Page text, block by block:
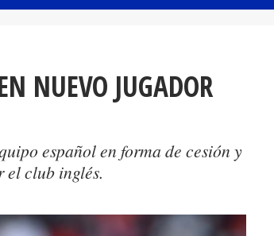
NUEVO JUGADOR
español en forma de cesión y
el club inglés.